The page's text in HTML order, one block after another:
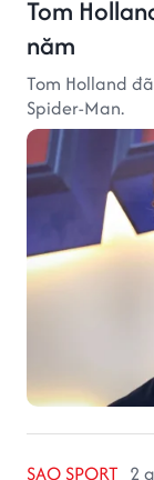
Tom
năm
Tom Holland
Spider-Man.
SAO SPORT 2